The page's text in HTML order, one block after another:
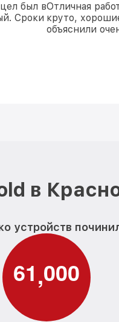
был в
Сроки
Отличная
круто,
объяснили
в
устройств
61,000